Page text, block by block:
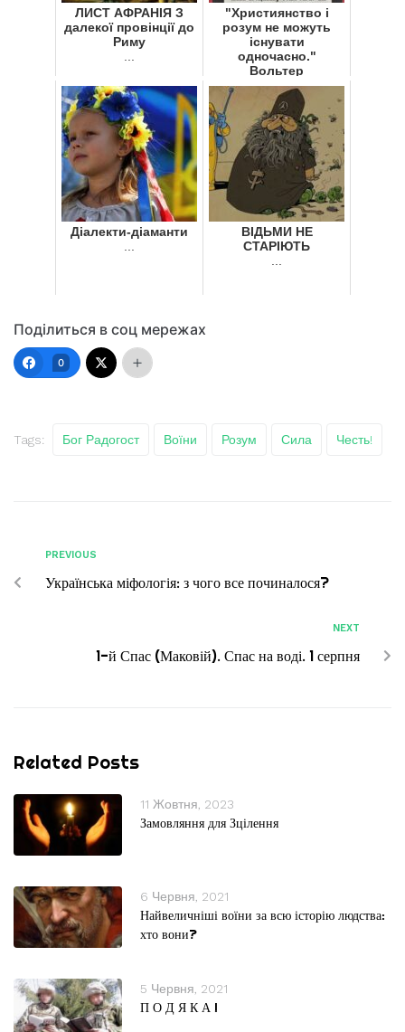
ЛИСТ АФРАНІЯ З
далекої провінції до
Риму
"Християнство і
розум не можуть
існувати
одночасно."
Вольтер
...
Діалекти-діаманти
ВІДЬМИ НЕ
СТАРІЮТЬ
Поділиться в соц мережах
0
Tags: Бог Радогост Воїни Розум Сила Честь!
PREVIOUS
Українська міфологія: з чого все починалося?
NEXT
1-й Спас (Маковій). Спас на воді. 1 серпня
Related Posts
11 Жовтня, 2023
Замовляння для Зцілення
6 Червня, 2021
Найвеличніші воїни за всю історію людства:
хто вони?
5 Червня, 2021
П О Д Я К А !